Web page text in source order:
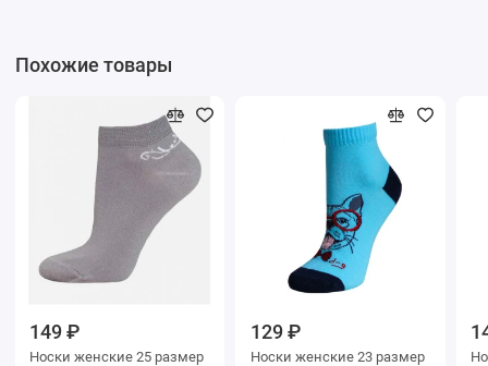
Похожие товары
149 ₽
Носки женские 25 размер
129 ₽
Носки женские 23 размер
Носки